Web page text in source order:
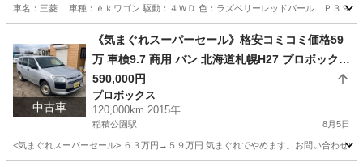
車名：三菱 車種：ｅｋワゴン 駆動：４ＷＤ 色：ラズベリーレッドパール Ｐ３９ グ
稲積公園駅 eKワゴン ekワゴン
中古車
《気まぐれスーパーセール》格安コミコミ価格59
万 車検9.7 商用 バン 北海道札幌H27 プロボックス
バン4WD
590,000円
プロボックス
120,000km 2015年
稲積公園駅 8月5日
<気まぐれスーパーセール> ６３万円→５９万円 気まぐれでやめます。お問い合わせ